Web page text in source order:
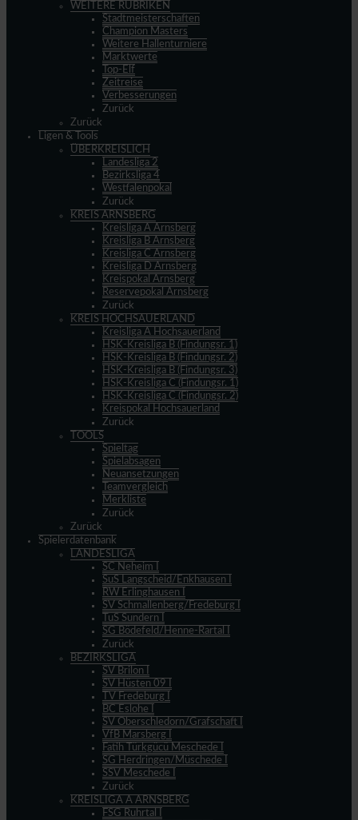
WEITERE RUBRIKEN
Stadtmeisterschaften
Champion Masters
Weitere Hallenturniere
Marktwerte
Top-Elf
Zeitreise
Verbesserungen
Zurück
Zurück
Ligen & Tools
ÜBERKREISLICH
Landesliga 2
Bezirksliga 4
Westfalenpokal
Zurück
KREIS ARNSBERG
Kreisliga A Arnsberg
Kreisliga B Arnsberg
Kreisliga C Arnsberg
Kreisliga D Arnsberg
Kreispokal Arnsberg
Reservepokal Arnsberg
Zurück
KREIS HOCHSAUERLAND
Kreisliga A Hochsauerland
HSK-Kreisliga B (Findungsr. 1)
HSK-Kreisliga B (Findungsr. 2)
HSK-Kreisliga B (Findungsr. 3)
HSK-Kreisliga C (Findungsr. 1)
HSK-Kreisliga C (Findungsr. 2)
Kreispokal Hochsauerland
Zurück
TOOLS
Spieltag
Spielabsagen
Neuansetzungen
Teamvergleich
Merkliste
Zurück
Zurück
Spielerdatenbank
LANDESLIGA
SC Neheim I
SuS Langscheid/Enkhausen I
RW Erlinghausen I
SV Schmallenberg/Fredeburg I
TuS Sundern I
SG Bödefeld/Henne-Rartal I
Zurück
BEZIRKSLIGA
SV Brilon I
SV Hüsten 09 I
TV Fredeburg I
BC Eslohe I
SV Oberschledorn/Grafschaft I
VfB Marsberg I
Fatih Türkgücü Meschede I
SG Herdringen/Müschede I
SSV Meschede I
Zurück
KREISLIGA A ARNSBERG
FSG Ruhrtal I